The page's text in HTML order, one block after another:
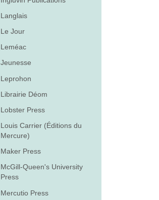
Langlais
Le Jour
Leméac
Jeunesse
Leprohon
Librairie Déom
Lobster Press
Louis Carrier (Éditions du
Mercure)
Maker Press
McGill-Queen's University
Press
Mercutio Press